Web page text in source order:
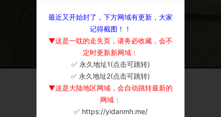
最近又开始封了，下方网域有更新，大家
记得截图！！
▼这是一耽的走失页，请务必收藏，会不
定时更新新网域：
✅ 永久地址1(点击可跳转)
✅ 永久地址2(点击可跳转)
▼这是大陆地区网域，会自动跳转最新的
网域：
✅ https://yidanmh.me/